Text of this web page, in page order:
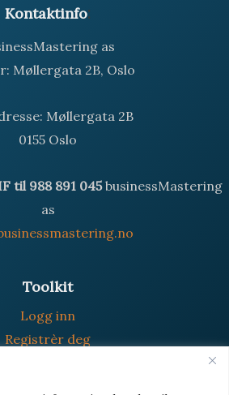
Kontaktinfo:
as
Møllergata 2B, Oslo
Møllergata 2B
0155 Oslo
til 988 891 045businessMastering
as
Toolkit
Logg inn
Registrèr deg